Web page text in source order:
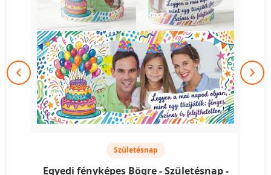
Születésnap
Egyedi fényképes Bögre - Születésnap -